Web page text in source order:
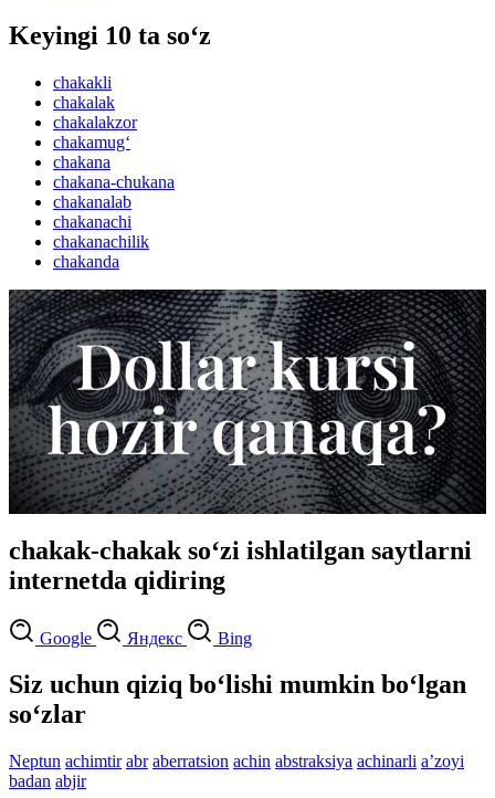
Keyingi 10 ta so‘z
chakakli
chakalak
chakalakzor
chakamug‘
chakana
chakana-chukana
chakanalab
chakanachi
chakanachilik
chakanda
chakak-chakak so‘zi ishlatilgan saytlarni
internetda qidiring
Google Яндекс Bing
Siz uchun qiziq bo‘lishi mumkin bo‘lgan
so‘zlar
Neptun achimtir abr aberratsion achin abstraksiya achinarli aʼzoyi
badan abjir